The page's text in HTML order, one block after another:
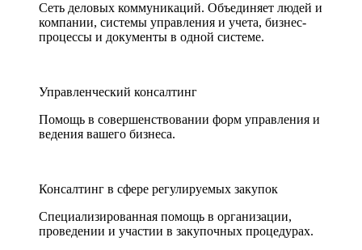
Сеть деловых коммуникаций. Объединяет людей и
компании, системы управления и учета, бизнес-
процессы и документы в одной системе.
Управленческий консалтинг
Помощь в совершенствовании форм управления и
ведения вашего бизнеса.
Консалтинг в сфере регулируемых закупок
Специализированная помощь в организации,
проведении и участии в закупочных процедурах.